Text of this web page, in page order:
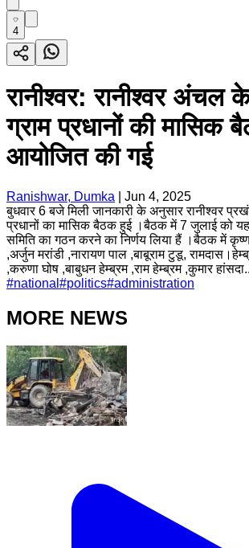
4
रानीश्वर: रानीश्वर अंचल
ग्राम प्रधानों की मासिक
आयोजित की गई
Ranishwar, Dumka
Jun 4, 2025
बुधवार 6 बजे मिली जानकारी के अनुसार रानीश्वर
प्रधानों का मासिक बैठक हुई ।बैठक में 7 जुलाई को
समिति का गठन करने का निर्णय लिया हैं ।बैठक में
,अर्जुन मरांडी ,नारायण पाल ,बाबूराम टुडू,
,करुणा घोष ,बाबुधन हेम्ब्रम ,राम हेम्ब्रम ,कुमार
#national #politics#administration
MORE NEWS